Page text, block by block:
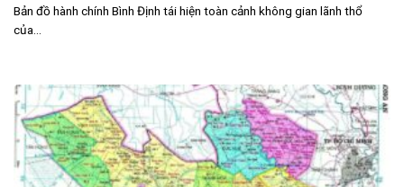
Bản đồ hành chính Bình Định tái hiện toàn cảnh không gian lãnh thổ
của...